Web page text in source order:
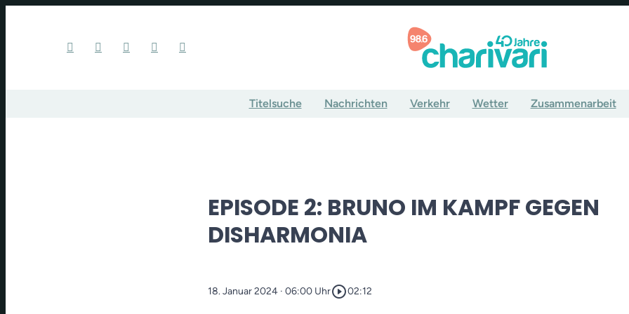
Titelsuche Nachrichten Verkehr Wetter Zusammenarbeit
EPISODE 2: BRUNO IM KAMPF GEGEN
DISHARMONIA
18. Januar 2024 · 06:00 Uhrplay_circle_outline02:12